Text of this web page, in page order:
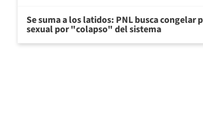
Se suma a los latidos: PNL busca congelar
sexual por "colapso" del sistema